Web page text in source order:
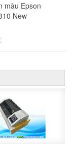
màu Epson
New